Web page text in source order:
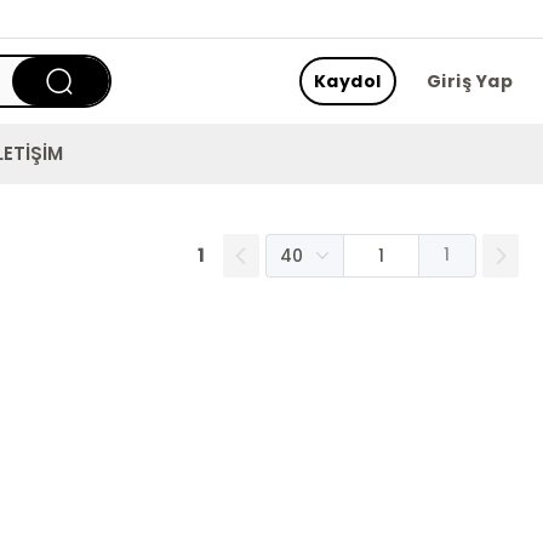
Giriş Yap
Kaydol
1 1